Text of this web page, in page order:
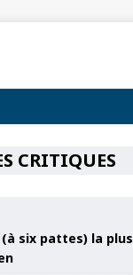
CRITIQUES
(à six pattes) la plus